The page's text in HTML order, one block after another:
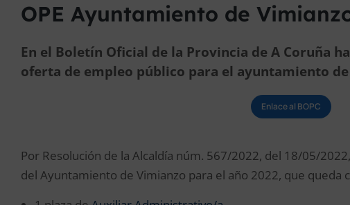
OPE Ayuntamiento de
En el Boletín Oficial de la Provincia de A Coruña
oferta de empleo público para el ayuntamiento
Enlace al BOPC
Por Resolución de la Alcaldía núm. 567/2022, del 18/05/
del Ayuntamiento de Vimianzo para el año 2022, que queda